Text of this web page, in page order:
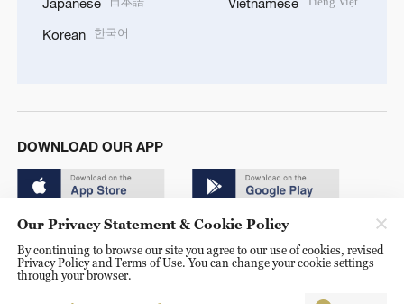
Korean 한국어
DOWNLOAD OUR APP
© China Radio International.CRI. All Rights Reserved. 16A
Shijingshan Road, Beijing, China. 100040
Our Privacy Statement & Cookie Policy
By continuing to browse our site you agree to our use of cookies, revised
Privacy Policy and Terms of Use. You can change your cookie settings
through your browser.